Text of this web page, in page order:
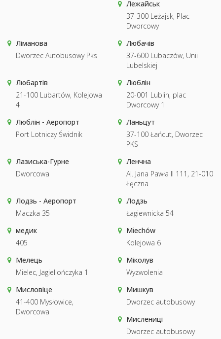
Лежайськ
37-300 Leżajsk, Plac
Dworcowy
Ліманова
Dworzec Autobusowy Pks
Любачів
37-600 Lubaczów, Unii
Lubelskiej
Любартів
21-100 Lubartów, Kolejowa
4
Люблін
20-001 Lublin, plac
Dworcowy 1
Люблін - Аеропорт
Port Lotniczy Świdnik
Ланьцут
37-100 Łańcut, Dworzec
PKS
Лазиська-Гурне
Dworcowa
Ленчна
Al. Jana Pawła II 111, 21-010
Łęczna
Лодзь - Аеропорт
Maczka 35
Лодзь
Łagiewnicka 54
медик
405
Miechów
Kolejowa 6
Мелець
Mielec, Jagiellończyka 1
Міколув
Wyzwolenia
Мисловіце
41-400 Mysłowice,
Dworcowa
Мишкув
Dworzec autobusowy
Мислениці
Dworzec autobusowy